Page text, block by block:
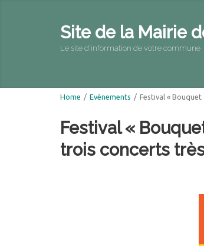
Site de la Mairie
Le site d'information de votre commune
Home / Evènements / Festival «
Festival «
trois concerts